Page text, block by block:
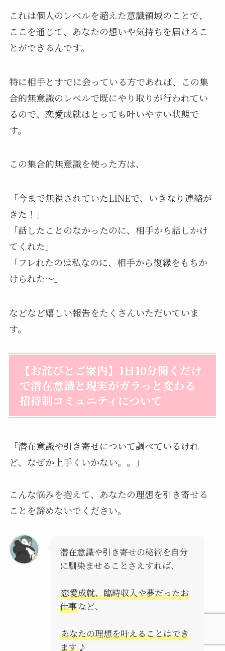
これは個人のレベルを超えた意識領域のことで、
ここを通じて、あなたの想いや気持ちを届けるこ
とができるんです。
特に相手とすでに会っている方であれば、この集
合的無意識のレベルで既にやり取りが行われてい
るので、恋愛成就はとっても叶いやすい状態で
す。
この集合的無意識を使った方は、
「今まで無視されていたLINEで、いきなり連絡が
きた！」
「話したことのなかったのに、相手から話しかけ
てくれた」
「フレれたのは私なのに、相手から復縁をもちか
けられた〜」
などなど嬉しい報告をたくさんいただいていま
す。
【お詫びとご案内】1日10分聞くだけ
で潜在意識と現実がガラっと変わる
招待制コミュニティについて
「潜在意識や引き寄せについて調べているけれ
ど、なぜか上手くいかない。。」
こんな悩みを抱えて、あなたの理想を引き寄せる
ことを諦めないでください。
潜在意識や引き寄せの秘術を自分
に馴染ませることさえすれば、
恋愛成就、臨時収入や夢だったお
仕事など、
あなたの理想を叶えることはでき
ます♪